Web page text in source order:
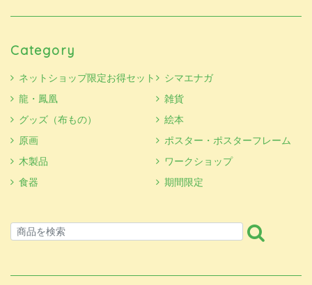
Category
ネットショップ限定お得セット
シマエナガ
龍・鳳凰
雑貨
グッズ（布もの）
絵本
原画
ポスター・ポスターフレーム
木製品
ワークショップ
食器
期間限定